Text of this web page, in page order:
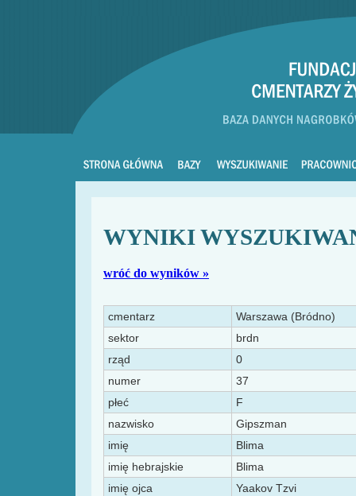
WYNIKI
wróć do wyników »
cmentarz
Warszawa (Bródno)
sektor
brdn
rząd
0
numer
37
płeć
F
nazwisko
Gipszman
imię
Blima
imię hebrajskie
Blima
imię ojca
Yaakov Tzvi